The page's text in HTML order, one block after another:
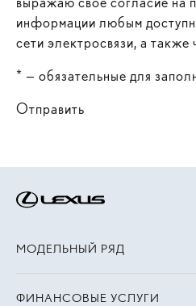
информации любым
сети электросвязи, а также
* — обязательные для
Отправить
МОДЕЛЬНЫЙ РЯД
ФИНАНСОВЫЕ УСЛУГИ